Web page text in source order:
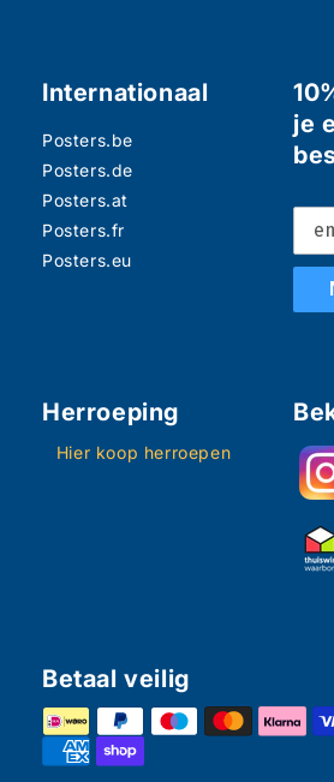
Internationaal
Posters.be
Posters.de
Posters.at
Posters.fr
Posters.eu
je
Herroeping
Hier koop herroepen
Betaal veilig